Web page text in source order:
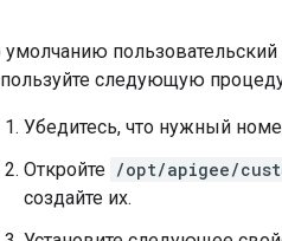
пользовательский
следующую
Убедитесь, что нужный
Откройте /opt/apigee/
создайте их.